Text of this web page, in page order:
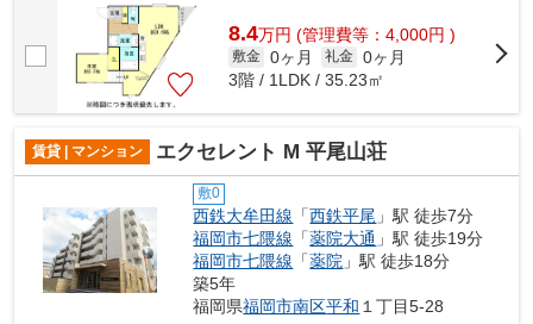
8.4万円 (管理費等：4,000円 )
敷金 0ヶ月 礼金 0ヶ月
3階 / 1LDK / 35.23㎡
賃貸 | マンション エクセレント M 平尾山荘
敷0
西鉄大牟田線 「西鉄平尾 」駅 徒歩7分
福岡市七隈線 「薬院大通 」駅 徒歩19分
福岡市七隈線 「薬院 」駅 徒歩18分
築5年
福岡県福岡市南区平和 １丁目5-28